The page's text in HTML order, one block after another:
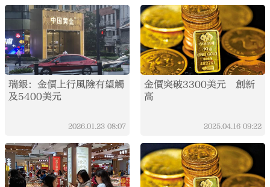
瑞銀：金價上行風險有望觸
及5400美元
2026.01.23 08:07
金價突破3300美元 創新
高
2025.04.16 09:22